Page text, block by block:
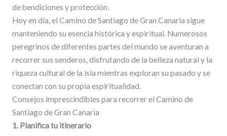
de bendiciones y protección.
Hoy en día, el Camino de Santiago de Gran Canaria sigue
manteniendo su esencia histórica y espiritual. Numerosos
peregrinos de diferentes partes del mundo se aventuran a
recorrer sus senderos, disfrutando de la belleza natural y la
riqueza cultural de la isla mientras exploran su pasado y se
conectan con su propia espiritualidad.
Consejos imprescindibles para recorrer el Camino de
Santiago de Gran Canaria
1. Planifica tu itinerario